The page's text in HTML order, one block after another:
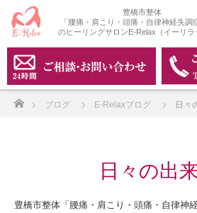
豊橋市整体
「腰痛・肩こり・頭痛・自律神経失調
のヒーリングサロンE-Relax（イーリラ
ブログ E-Relaxブログ 日々
日々の出
豊橋市整体「腰痛・肩こり・頭痛・自律神